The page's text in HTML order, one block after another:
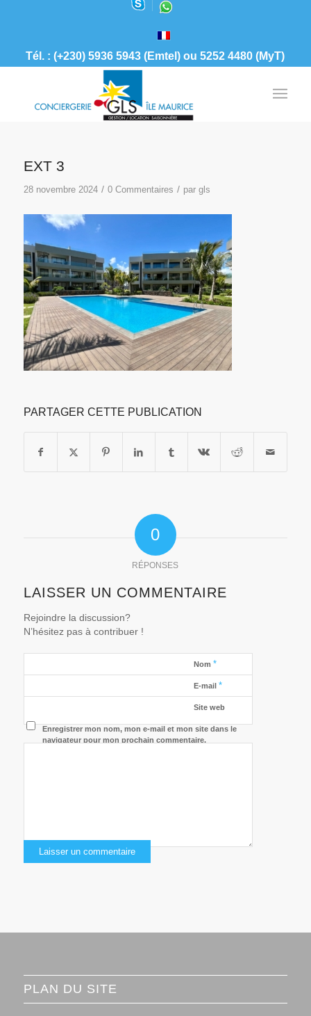
Tél. : (+230) 5936 5943 (Emtel) ou 5252 4480 (MyT)
EXT 3
28 novembre 2024 / 0 Commentaires / par gls
PARTAGER CETTE PUBLICATION
0
RÉPONSES
LAISSER UN COMMENTAIRE
Rejoindre la discussion?
N’hésitez pas à contribuer !
Nom *
E-mail *
Site web
Enregistrer mon nom, mon e-mail et mon site dans le
navigateur pour mon prochain commentaire.
PLAN DU SITE